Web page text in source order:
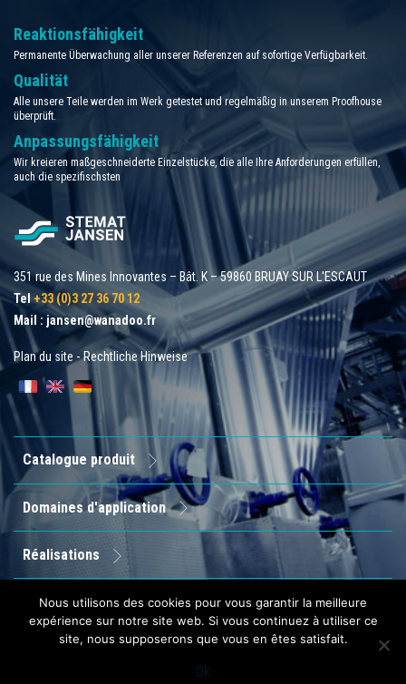
Reaktionsfähigkeit
Permanente Überwachung aller unserer Referenzen auf sofortige Verfügbarkeit.
Qualität
Alle unsere Teile werden im Werk getestet und regelmäßig in unserem Proofhouse
überprüft.
Anpassungsfähigkeit
Wir kreieren maßgeschneiderte Einzelstücke, die alle Ihre Anforderungen erfüllen,
auch die spezifischsten
351 rue des Mines Innovantes – Bât. K – 59860 BRUAY SUR L'ESCAUT
Tel +33 (0)3 27 36 70 12
Mail : jansen@wanadoo.fr
Plan du site -Rechtliche Hinweise
Catalogue produit
Domaines d'application
Réalisations
Entreprise
Contact
Nous utilisons des cookies pour vous garantir la meilleure
expérience sur notre site web. Si vous continuez à utiliser ce
site, nous supposerons que vous en êtes satisfait.
Ok